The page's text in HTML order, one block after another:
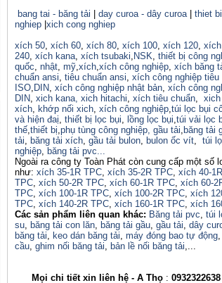
bang tai - băng tải
day curoa - dây curoa| thiet
nghiep xich cong nghiep
xích 50, xích 60, xích 80, xích 100, xích 120,
240, xích kana, xích tsubaki, NSK, thiết bị công
quốc, nhật, mỹ,xích,xích công nghiệp, xích băng
chuẩn ansi, tiêu chuẩn ansi, xích công nghiệp tiêu
ISO, DIN, xích công nghiệp nhật bản, xích công
DIN, xich kana, xich hitachi, xích tiêu chuẩn,
xích, khớp nối xich, xích công nghiệp,túi lọc bụi
và hiện đaị, thiết bị lọc bụi, lồng lọc bụi,túi vải lọc
thế,thiết bị,phụ tùng công nghiệp, gầu tải, băng tải
tải, băng tải xích, gầu tải bulon, bulon ốc vít, túi
nghiệp, băng tải pvc...
Ngoài ra công ty Toàn Phát còn cung cấp một số
như: xích 35-1R TPC, xích 35-2R TPC, xích 40-
TPC, xích 50-2R TPC, xích 60-1R TPC, xích 60-
TPC, xích 100-1R TPC, xích 100-2R TPC, xích
TPC, xích 140-2R TPC, xích 160-1R TPC, xích
Các sản phẩm liên quan khác: Băng tải pvc, túi
su, băng tải con lăn, băng tải gầu, gầu tải, dây
băng tải, keo dán băng tải, máy đóng bao tự động,
cầu, ghim nối băng tải, bản lề nối băng tải,...
Mọi chi tiết xin liên hệ - A Thọ : 0932322638